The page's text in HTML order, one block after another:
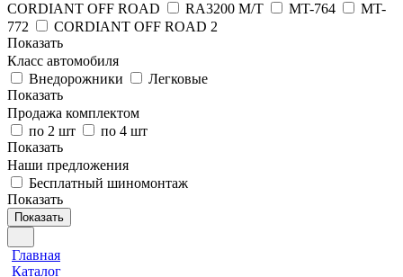
CORDIANT OFF ROAD
RA3200 M/T MT-764
MT-
772
CORDIANT OFF ROAD 2
Показать
Класс автомобиля
Внедорожники
Легковые
Показать
Продажа комплектом
по 2 шт
по 4 шт
Показать
Наши предложения
Бесплатный шиномонтаж
Показать
Показать
Главная
Каталог